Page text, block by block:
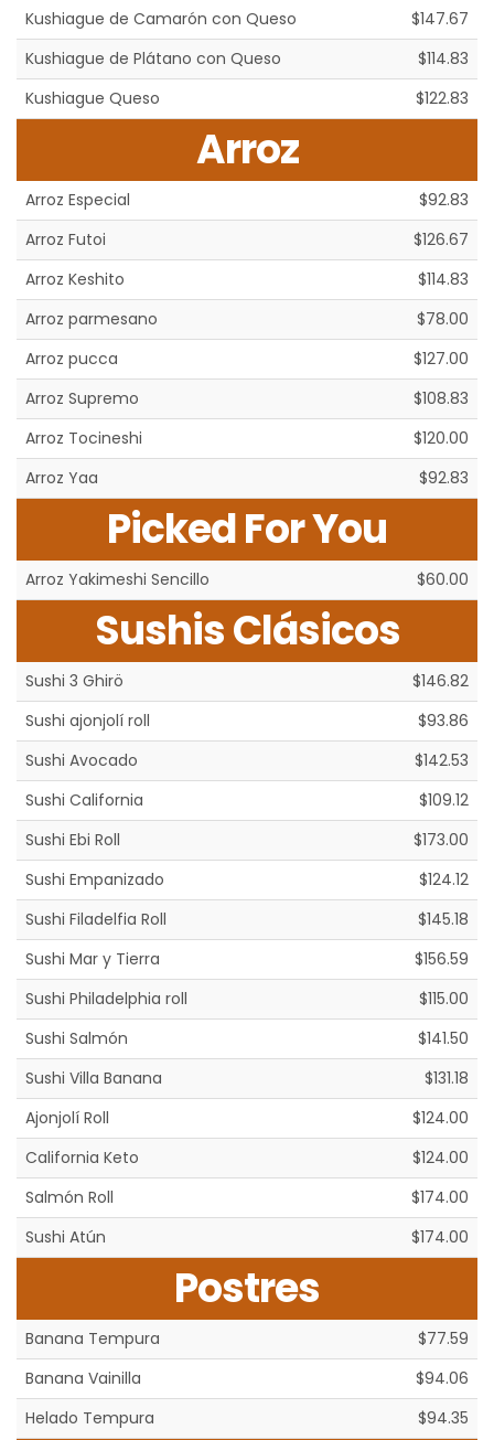
Kushiague de Camarón con Queso
$147.67
Kushiague de Plátano con Queso
$114.83
Kushiague Queso
$122.83
Arroz
Arroz Especial
$92.83
Arroz Futoi
$126.67
Arroz Keshito
$114.83
Arroz parmesano
$78.00
Arroz pucca
$127.00
Arroz Supremo
$108.83
Arroz Tocineshi
$120.00
Arroz Yaa
$92.83
Picked For You
Arroz Yakimeshi Sencillo $60.00
Sushis Clásicos
Sushi 3 Ghirö
$146.82
Sushi ajonjolí roll
$93.86
Sushi Avocado
$142.53
Sushi California
$109.12
Sushi Ebi Roll
$173.00
Sushi Empanizado
$124.12
Sushi Filadelfia Roll
$145.18
Sushi Mar y Tierra
$156.59
Sushi Philadelphia roll
$115.00
Sushi Salmón
$141.50
Sushi Villa Banana
$131.18
Ajonjolí Roll
$124.00
California Keto
$124.00
Salmón Roll
$174.00
Sushi Atún
$174.00
Postres
Banana Tempura
$77.59
Banana Vainilla
$94.06
Helado Tempura
$94.35